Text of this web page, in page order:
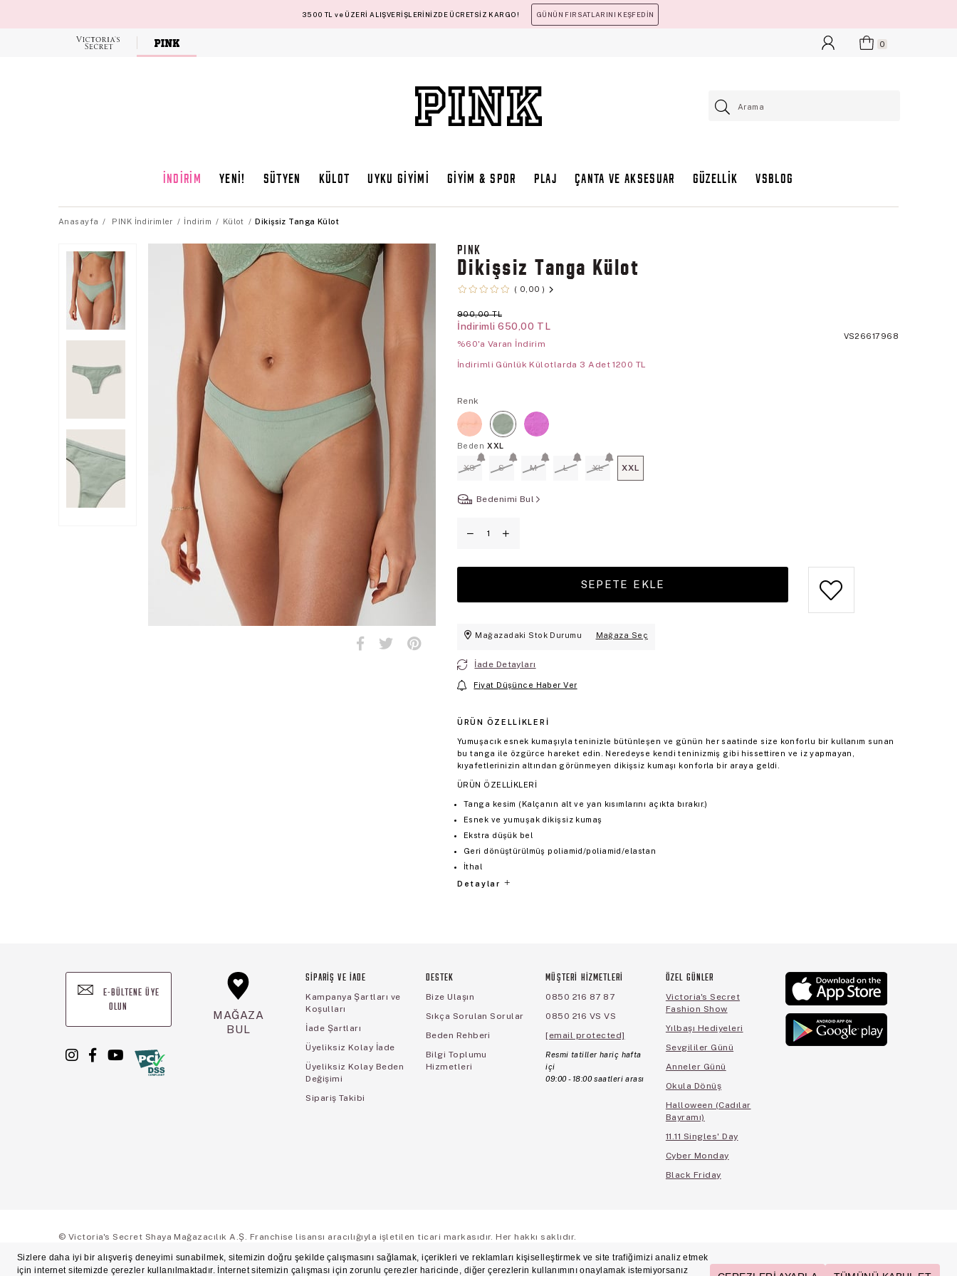
3500 TL ve ÜZERİ ALIŞVERİŞLERİNİZDE ÜCRETSİZ KARGO! GÜNÜN FIRSATLARINI KEŞFEDİN
Victoria's
0
İNDİRİM YENİ! SÜTYEN KÜLOT UYKU GİYİMİ GİYİM & SPOR PLAJ ÇANTA VE AKSESUAR GÜZELLİK VSBLOG
Anasayfa PINK İndirimler İndirim Külot Dikişsiz Tanga Külot
PINK
Dikişsiz Tanga Külot
0,00
900,00 TL
İndirimli 650,00 TL
%60'a Varan İndirim
VS26617968
İndirimli Günlük Külotlarda 3 Adet 1200 TL
Renk
Beden XXL
XS S M L XL XXL
Bedenimi Bul
Mağazadaki Stok Durumu Mağaza Seç
İade Detayları
Fiyat Düşünce Haber Ver
ÜRÜN ÖZELLIKLERI
Yumuşacık esnek kumaşıyla teninizle bütünleşen ve günün her saatinde size konforlu bir kullanım sunan
bu tanga ile özgürce hareket edin. Neredeyse kendi teninizmiş gibi hissettiren ve iz yapmayan,
kıyafetlerinizin altından görünmeyen dikişsiz kumaşı konforla bir araya geldi.
ÜRÜN ÖZELLİKLERİ
Tanga kesim (Kalçanın alt ve yan kısımlarını açıkta bırakır.)
Esnek ve yumuşak dikişsiz kumaş
Ekstra düşük bel
Geri dönüştürülmüş poliamid/poliamid/elastan
İthal
Detaylar
E-BÜLTENE ÜYE
OLUN
MAĞAZA
BUL
SİPARİŞ VE İADE
Kampanya Şartları ve
Koşulları
İade Şartları
Üyeliksiz Kolay İade
Üyeliksiz Kolay Beden
Değişimi
Sipariş Takibi
DESTEK
Bize Ulaşın
Sıkça Sorulan Sorular
Beden Rehberi
Bilgi Toplumu
Hizmetleri
MÜŞTERİ HİZMETLERİ
0850 216 87 87
0850 216 VS VS
[email protected]
Resmi tatiller hariç hafta
içi
09:00 - 18:00 saatleri arası
ÖZEL GÜNLER
Victoria's Secret
Fashion Show
Yılbaşı Hediyeleri
Sevgililer Günü
Anneler Günü
Okula Dönüş
Halloween (Cadılar
Bayramı)
11.11 Singles' Day
Cyber Monday
Black Friday
© Victoria's Secret Shaya Mağazacılık A.Ş. Franchise lisansı aracılığıyla işletilen ticari markasıdır. Her hakkı saklıdır.
Ön Bilgilendirme Süreç Bazlı Müşteri Aydınlatma Metni Mesafeli Satış Sözleşmesi Üyelik ve Gizlilik Sözleşmesi İşlem Rehberi Çerez Politikası Çerez Tercihleri